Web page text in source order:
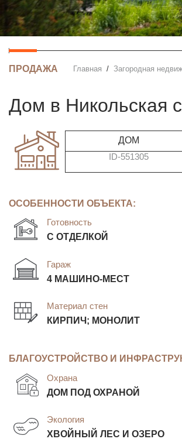
ПРОДАЖА Главная Загородная
дом в Никольская
ДОМ
ID-551305
ОСОБЕННОСТИ ОБЪЕКТА:
Готовность
С ОТДЕЛКОЙ
Гараж
4 МАШИНО-МЕСТ
Материал стен
КИРПИЧ; МОНОЛИТ
БЛАГОУСТРОЙСТВО И
Охрана
ДОМ ПОД ОХРАНОЙ
Экология
ХВОЙНЫЙ ЛЕС И ОЗЕРО